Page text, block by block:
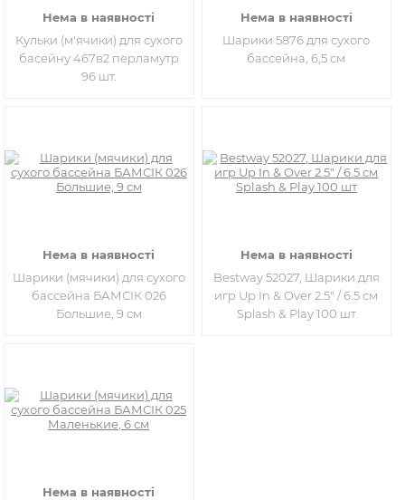
Нема в наявності
Кульки (м'ячики) для сухого
басейну 467в2 перламутр
96 шт.
Нема в наявності
Шарики 5876 для сухого
бассейна, 6,5 см
Нема в наявності
Шарики (мячики) для сухого
бассейна БАМСІК 026
Большие, 9 см
Нема в наявності
Bestway 52027, Шарики для
игр Up In & Over 2.5" / 6.5 см
Splash & Play 100 шт
Нема в наявності